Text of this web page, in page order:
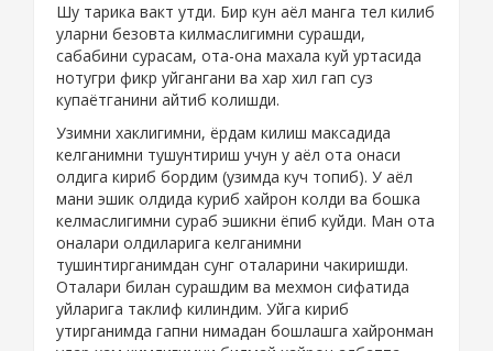
Шу тарика вакт утди. Бир кун аёл манга тел килиб
уларни безовта килмаслигимни сурашди,
сабабини сурасам, ота-она махала куй уртасида
нотугри фикр уйгангани ва хар хил гап суз
купаётганини айтиб колишди.
Узимни хаклигимни, ёрдам килиш максадида
келганимни тушунтириш учун у аёл ота онаси
олдига кириб бордим (узимда куч топиб). У аёл
мани эшик олдида куриб хайрон колди ва бошка
келмаслигимни сураб эшикни ёпиб куйди. Ман ота
оналари олдиларига келганимни
тушинтирганимдан сунг оталарини чакиришди.
Оталари билан сурашдим ва мехмон сифатида
уйларига таклиф килиндим. Уйга кириб
утирганимда гапни нимадан бошлашга хайронман